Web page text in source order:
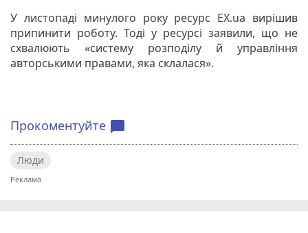
У листопаді минулого року ресурс EX.ua вирішив
припинити роботу. Тоді у ресурсі заявили, що не
схвалюють «систему розподілу й управління
авторськими правами, яка склалася».
Прокоментуйте chat_bubble
Люди